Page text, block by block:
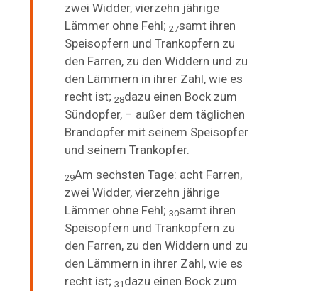
zwei Widder, vierzehn jährige
Lämmer ohne Fehl;27samt ihren
Speisopfern und Trankopfern zu
den Farren, zu den Widdern und zu
den Lämmern in ihrer Zahl, wie es
recht ist;28dazu einen Bock zum
Sündopfer, – außer dem täglichen
Brandopfer mit seinem Speisopfer
und seinem Trankopfer.
29Am sechsten Tage: acht Farren,
zwei Widder, vierzehn jährige
Lämmer ohne Fehl;30samt ihren
Speisopfern und Trankopfern zu
den Farren, zu den Widdern und zu
den Lämmern in ihrer Zahl, wie es
recht ist;31 dazu einen Bock zum